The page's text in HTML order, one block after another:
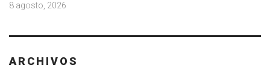
8 agosto, 2026
ARCHIVOS